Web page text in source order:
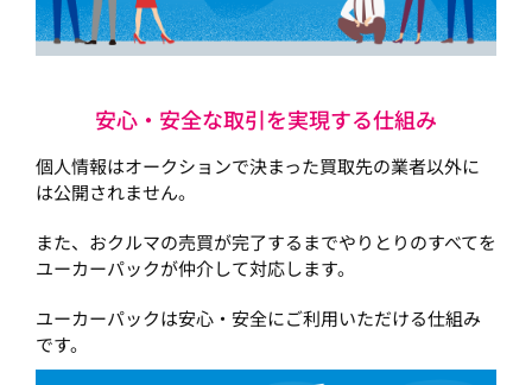
安心・安全な取引を実現する仕組み
個人情報はオークションで決まった買取先の業者以外に
は公開されません。
また、おクルマの売買が完了するまでやりとりのすべてを
ユーカーパックが仲介して対応します。
ユーカーパックは安心・安全にご利用いただける仕組み
です。